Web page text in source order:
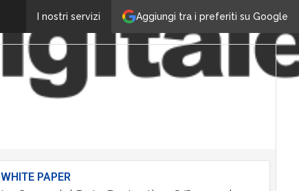
Aggiungi tra i preferiti su Google
I nostri servizi
WHITE PAPER